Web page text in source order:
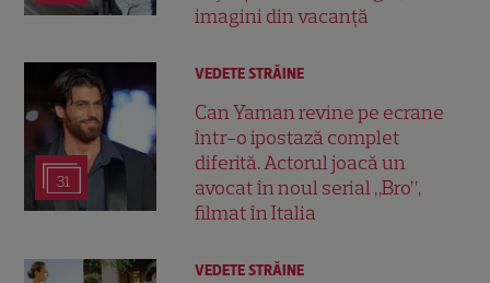
imagini din vacanță
31
VEDETE STRĂINE
Can Yaman revine pe ecrane
într-o ipostază complet
diferită. Actorul joacă un
avocat în noul serial „Bro”,
filmat în Italia
VEDETE STRĂINE